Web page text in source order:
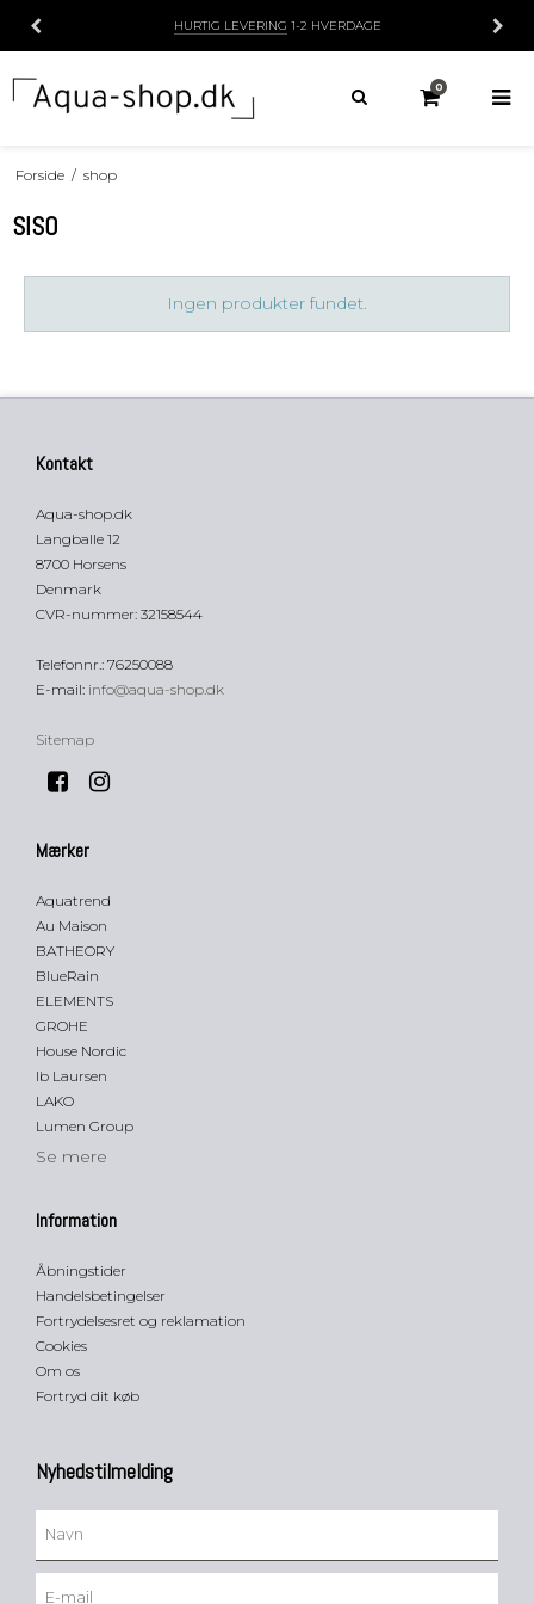
HURTIG LEVERING 1-2 HVERDAGE
0
Forside / shop
SISO
Ingen produkter fundet.
Kontakt
Aqua-shop.dk
Langballe 12
8700 Horsens
Denmark
CVR-nummer: 32158544
Telefonnr.: 76250088
E-mail: info@aqua-shop.dk
Sitemap
Mærker
Aquatrend
Au Maison
BATHEORY
BlueRain
ELEMENTS
GROHE
House Nordic
Ib Laursen
LAKO
Lumen Group
Se mere
Information
Åbningstider
Handelsbetingelser
Fortrydelsesret og reklamation
Cookies
Om os
Fortryd dit køb
Nyhedstilmelding